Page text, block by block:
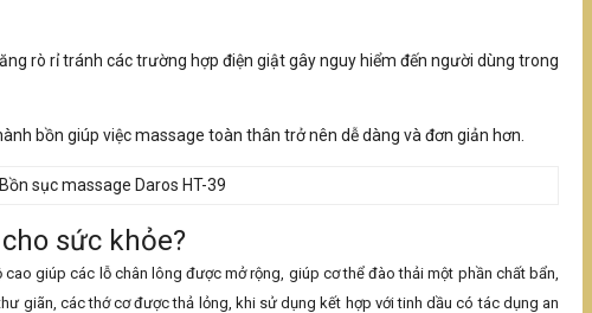
rò rỉ tránh các trường hợp điện giật gây nguy hiểm đến người dùng trong
bồn giúp việc massage toàn thân trở nên dễ dàng và đơn giản hơn.
sức khỏe?
giúp các lỗ chân lông được mở rộng, giúp cơ thể đào thải một phần chất bẩn,
giãn, các thớ cơ được thả lỏng, khi sử dụng kết hợp với tinh dầu có tác dụng an